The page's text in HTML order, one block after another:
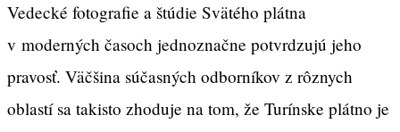
Vedecké fotografie a štúdie Svätého plátna
v moderných časoch jednoznačne potvrdzujú jeho
pravosť. Väčšina súčasných odborníkov z rôznych
oblastí sa takisto zhoduje na tom, že Turínske plátno je